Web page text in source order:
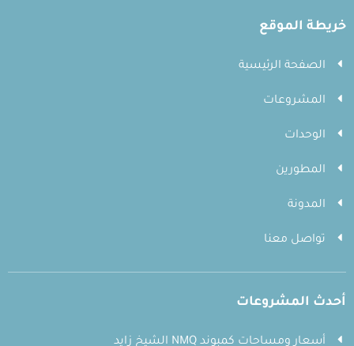
خريطة الموقع
الصفحة الرئيسية
المشروعات
الوحدات
المطورين
المدونة
تواصل معنا
أحدث المشروعات
أسعار ومساحات كمبوند NMQ الشيخ زايد